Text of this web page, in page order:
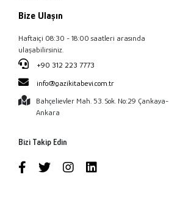
Bize Ulaşın
Haftaiçi 08:30 - 18:00 saatleri arasında
ulaşabilirsiniz.
+90 312 223 7773
info@gazikitabevi.com.tr
Bahçelievler Mah. 53. Sok. No:29 Çankaya-
Ankara
Bizi Takip Edin